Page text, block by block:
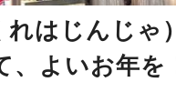
れはじんじ
よいお年を